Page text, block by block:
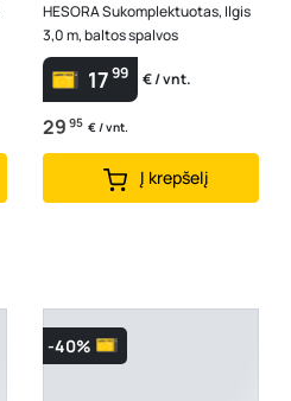
HESORA Sukomplektuotas, Ilgis
3,0 m, baltos spalvos
1799 € / vnt.
29 95 € / vnt.
Į krepšelį
-40%